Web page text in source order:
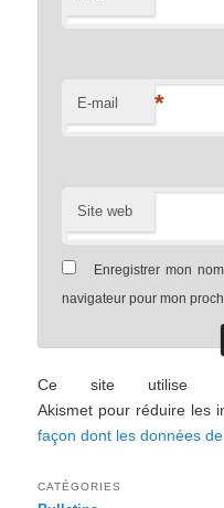
E-mail *
Site web
Enregistrer mon
navigateur pour mon
Ce site utilise
Akismet pour réduire les
façon dont les données
CATÉGORIES